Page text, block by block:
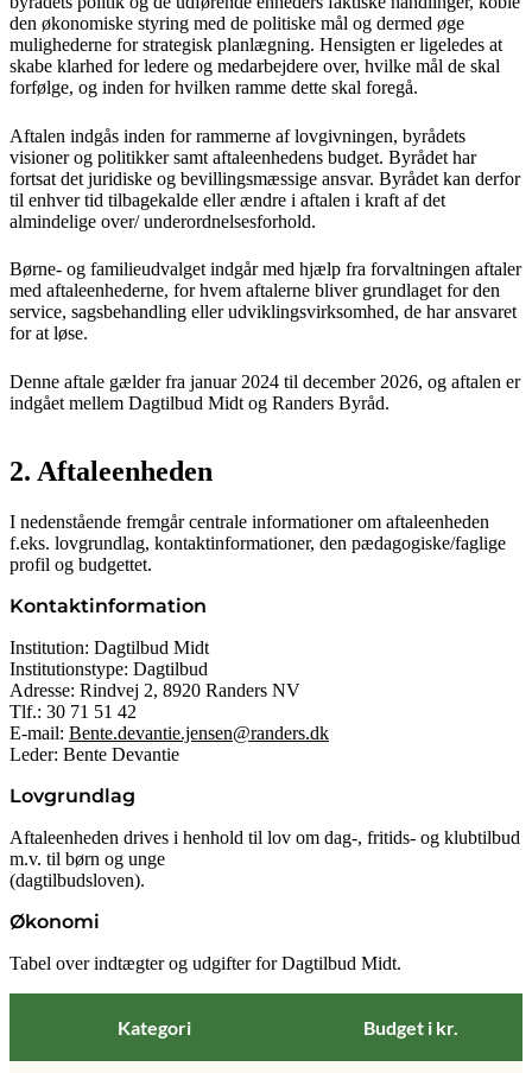
den økonomiske styring med de politiske mål og dermed øge
mulighederne for strategisk planlægning. Hensigten er ligeledes at
skabe klarhed for ledere og medarbejdere over, hvilke mål de skal
forfølge, og inden for hvilken ramme dette skal foregå.
Aftalen indgås inden for rammerne af lovgivningen, byrådets
visioner og politikker samt aftaleenhedens budget. Byrådet har
fortsat det juridiske og bevillingsmæssige ansvar. Byrådet kan derfor
til enhver tid tilbagekalde eller ændre i aftalen i kraft af det
almindelige over/ underordnelsesforhold.
Børne- og familieudvalget indgår med hjælp fra forvaltningen aftaler
med aftaleenhederne, for hvem aftalerne bliver grundlaget for den
service, sagsbehandling eller udviklingsvirksomhed, de har ansvaret
for at løse.
Denne aftale gælder fra januar 2024 til december 2026, og aftalen er
indgået mellem Dagtilbud Midt og Randers Byråd.
2. Aftaleenheden
I nedenstående fremgår centrale informationer om aftaleenheden
f.eks. lovgrundlag, kontaktinformationer, den pædagogiske/faglige
profil og budgettet.
Kontaktinformation
Institution: Dagtilbud Midt
Institutionstype: Dagtilbud
Adresse: Rindvej 2, 8920 Randers NV
Tlf.: 30 71 51 42
E-mail: Bente.devantie.jensen@randers.dk
Leder: Bente Devantie
Lovgrundlag
Aftaleenheden drives i henhold til lov om dag-, fritids- og klubtilbud
m.v. til børn og unge
(dagtilbudsloven).
Økonomi
Tabel over indtægter og udgifter for Dagtilbud Midt.
Kategori Budget i kr.